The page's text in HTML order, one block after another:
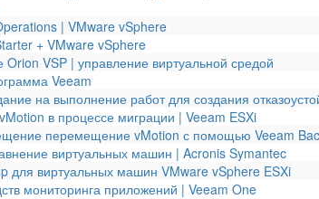
| VMware vSphere
+ VMware vSphere
Orion VSP | управление виртуальной средой
Veeam
на выполнение работ для создания
в процессе миграции | Veeam ESXi
перемещение vMotion с помощью Veeam
виртуальных машин | Acronis Symantec
для виртуальных машин VMware vSphere ESXi
мониторинга приложений | Veeam One